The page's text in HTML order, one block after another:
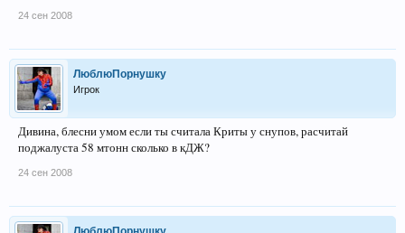
24 сен 2008
ЛюблюПорнушку
Игрок
Дивина, блесни умом если ты считала Криты у снупов, расчитай
поджалуста 58 мтонн сколько в кДЖ?
24 сен 2008